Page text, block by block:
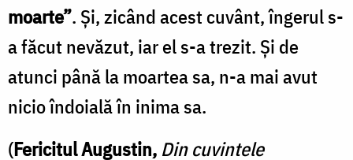
moarte”. Și, zicând acest cuvânt, îngerul s-
a făcut nevăzut, iar el s-a trezit. Și de
atunci până la moartea sa, n-a mai avut
nicio îndoială în inima sa.
(Fericitul Augustin, Din cuvintele